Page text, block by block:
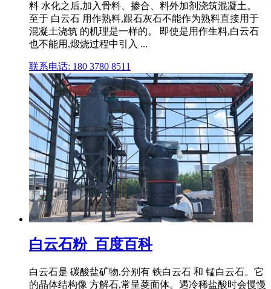
料 水化之后,加入骨料、掺合、料外加剂浇筑混凝土。
至于 白云石 用作熟料,跟石灰石不能作为熟料直接用于
混凝土浇筑 的机理是一样的。 即使是用作生料,白云石
也不能用,煅烧过程中引入 ...
联系电话: 180 3780 8511
白云石粉_百度百科
白云石是 碳酸盐矿物,分别有 铁白云石 和 锰白云石。它
的晶体结构像 方解石,常呈菱面体。遇冷稀盐酸时会慢慢